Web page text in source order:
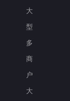
大
型
多
商
户
大